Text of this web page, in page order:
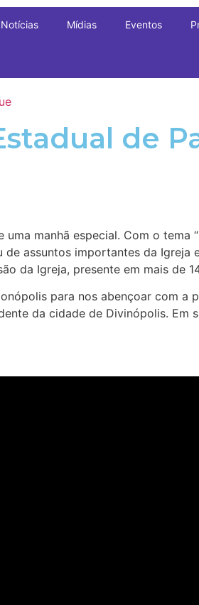
Notícias Mídias Eventos
de
manhã especial. Com o tema
assuntos importantes da Igreja
da Igreja, presente em mais de
para nos abençoar com a
da cidade de Divinópolis. Em